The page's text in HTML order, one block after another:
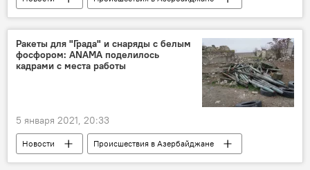
Азербайджан
Происшествия
ЖИЗНЬ
Баку Гянджа
Губа
наркотики
Ракеты для "Града" и снаряды с белым
фосфором: ANAMA поделилось
кадрами с места работы
5 января 2021, 20:33
Новости
Происшествия в Азербайджане
Азербайджан
Карабах